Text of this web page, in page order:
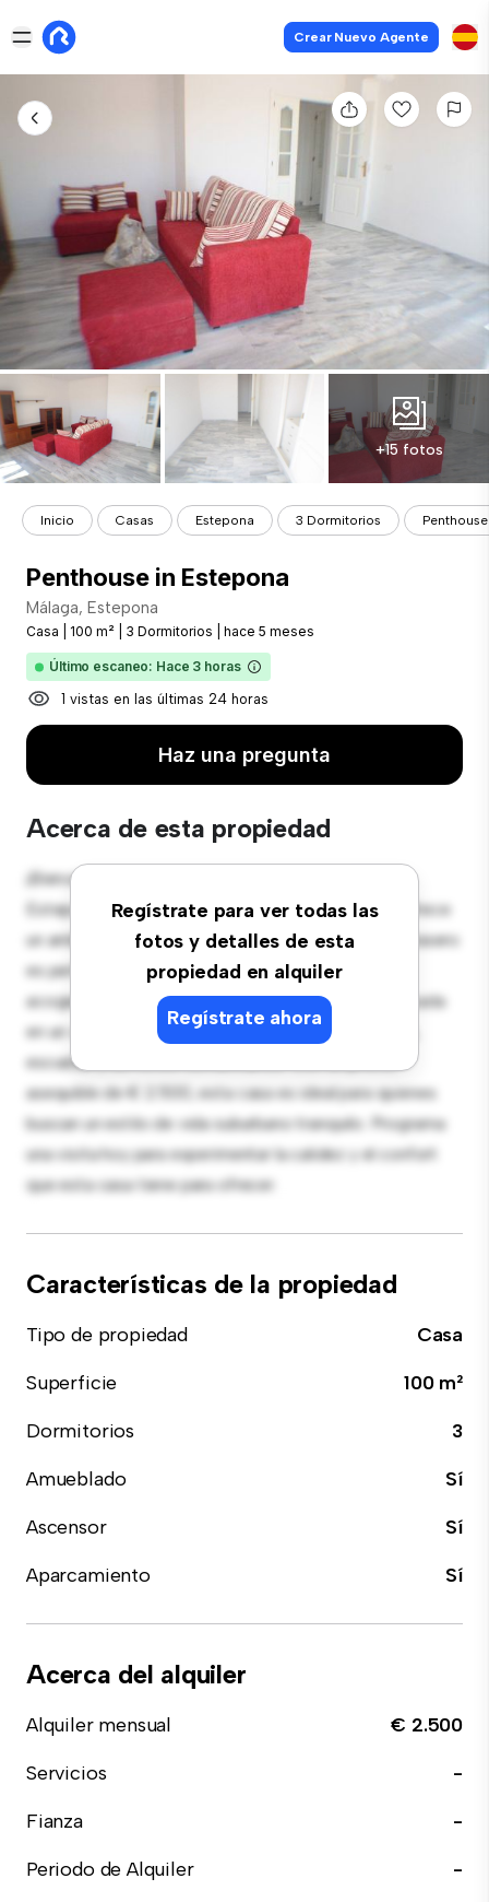
Crear Nuevo Agente
+15 fotos
Inicio Casas Estepona 3 Dormitorios
Penthouse in Estepona
Málaga, Estepona
Casa 100 m² 3 Dormitorios hace 5 meses
Último escaneo: Hace 3 horas
1 vistas en las últimas 24 horas
Haz una pregunta
Acerca de esta propiedad
Regístrate para ver todas las
fotos y detalles de esta
propiedad en alquiler
Regístrate ahora
¡Bienvenido a tu nuevo oasis suburbano en Málaga,
Estepona! Esta preciosa casa de 3 habitaciones ofrece
un ambiente espacioso y acogedor. El gran jardín trasero
es perfecto para reuniones al aire libre, y el interior
acogedor proporciona un refugio confortable. Ubicada
en un vecindario familiar, tendrás acceso a parques,
escuelas y servicios comunitarios. Con un precio
asequible de € 2.500, esta casa es ideal para quienes
buscan un estilo de vida suburbano tranquilo. Programa
una visita hoy para experimentar la calidez y el confort
que esta casa tiene para ofrecer.
Características de la propiedad
Tipo de propiedad
Casa
Superficie
100 m²
Dormitorios
3
Amueblado
Sí
Ascensor
Sí
Aparcamiento
Sí
Acerca del alquiler
Alquiler mensual
€ 2.500
Servicios
-
Fianza
-
Periodo de Alquiler
-